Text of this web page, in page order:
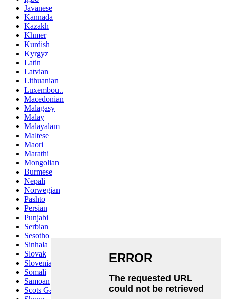
Javanese
Kannada
Kazakh
Khmer
Kurdish
Kyrgyz
Latin
Latvian
Lithuanian
Luxembou..
Macedonian
Malagasy
Malay
Malayalam
Maltese
Maori
Marathi
Mongolian
Burmese
Nepali
Norwegian
Pashto
Persian
Punjabi
Serbian
Sesotho
Sinhala
Slovak
Slovenian
Somali
Samoan
Scots Gaelic